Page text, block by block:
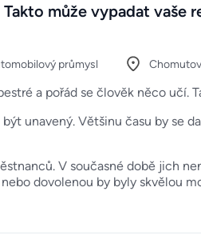
Takto může vypadat vaše
průmysl Chomutov
a pořád se člověk něco učí.
unavený. Většinu času by se
V současné době jich
dovolenou by byly skvělou